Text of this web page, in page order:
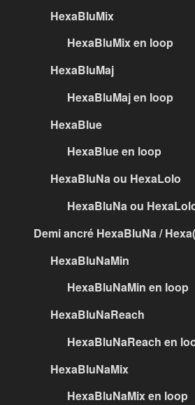
HexaBluMix
HexaBluMix en loop
HexaBluMaj
HexaBluMaj en loop
HexaBlue
HexaBlue en loop
HexaBluNa ou HexaLolo
HexaBluNa ou
Demi ancré HexaBluNa /
HexaBluNaMin
HexaBluNaMin en loop
HexaBluNaReach
HexaBluNaReach en
HexaBluNaMix
HexaBluNaMix en loop